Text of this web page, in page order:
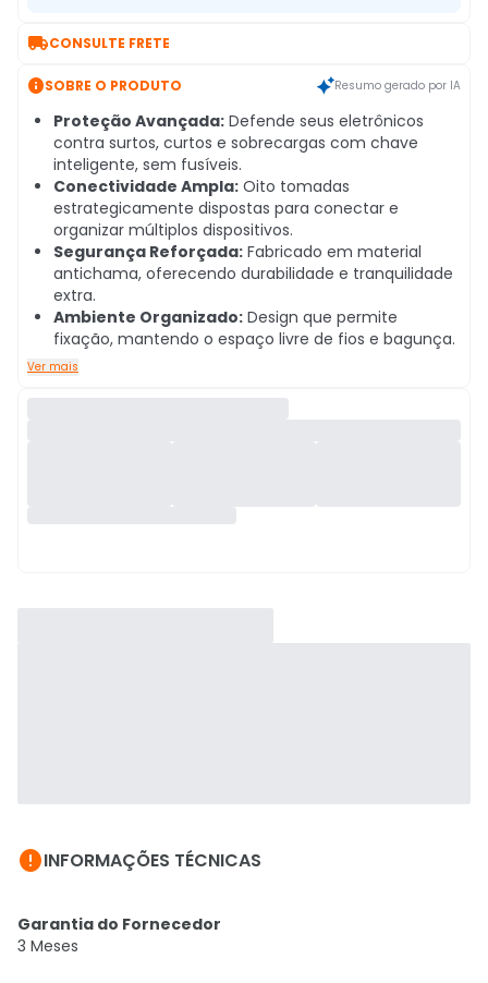
CONSULTE FRETE
SOBRE O PRODUTO Resumo gerado por IA
Proteção Avançada: Defende seus eletrônicos
contra surtos, curtos e sobrecargas com chave
inteligente, sem fusíveis.
Conectividade Ampla: Oito tomadas
estrategicamente dispostas para conectar e
organizar múltiplos dispositivos.
Segurança Reforçada: Fabricado em material
antichama, oferecendo durabilidade e tranquilidade
extra.
Ambiente Organizado: Design que permite
fixação, mantendo o espaço livre de fios e bagunça.
Ver mais
INFORMAÇÕES TÉCNICAS
Garantia do Fornecedor
3 Meses